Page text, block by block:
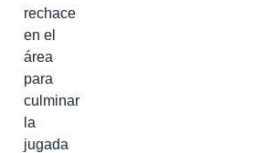
rechace
en el
área
para
culminar
la
jugada